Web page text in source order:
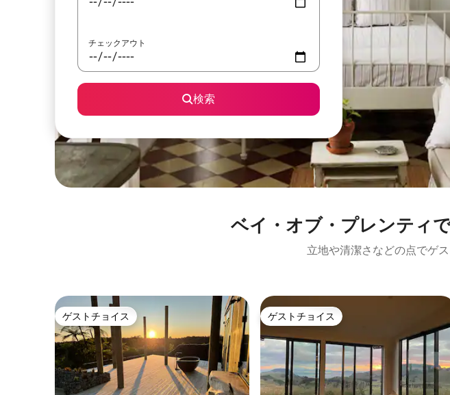
チェックアウト
検索
ベイ・オブ・プレンティ
立地や清潔さなどの点でゲ
ゲストチョイス
ゲストチョイス ゲストチョイス
ゲストチョイス